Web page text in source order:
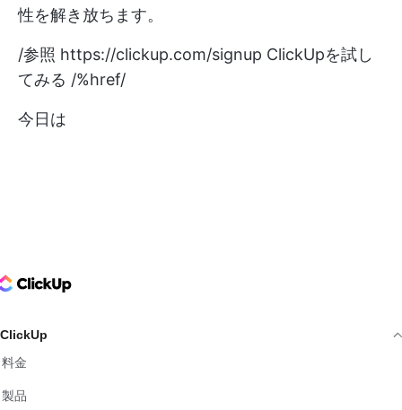
性を解き放ちます。
/参照 https://clickup.com/signup ClickUpを試し
てみる /%href/
今日は
Logo
ClickUp
料金
製品